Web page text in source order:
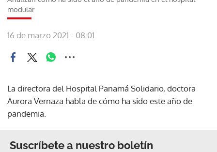
modular
16 de marzo 2021 - 08:01
La directora del Hospital Panamá Solidario, doctora
Aurora Vernaza habla de cómo ha sido este año de
pandemia.
Suscríbete a nuestro boletín